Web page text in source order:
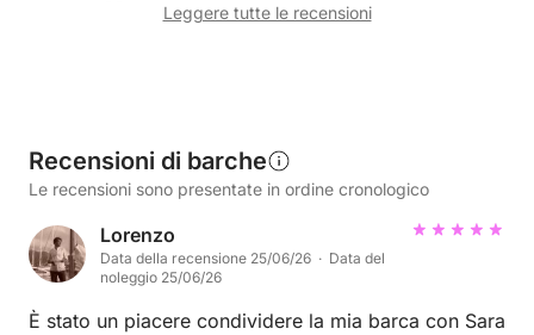
Leggere tutte le recensioni
Recensioni di barche
Le recensioni sono presentate in ordine cronologico
Lorenzo
Data della recensione 25/06/26 · Data del
noleggio 25/06/26
È stato un piacere condividere la mia barca con Sara